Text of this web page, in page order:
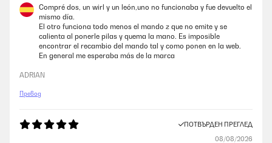
Compré dos, un wirl y un león,uno no funcionaba y fue devuelto el
mismo día.
El otro funciona todo menos el mando z que no emite y se
calienta al ponerle pilas y quema la mano. Es imposible
encontrar el recambio del mando tal y como ponen en la web.
En general me esperaba más de la marca
ADRIAN
Превод
ПОТВЪРДЕН ПРЕГЛЕД
08/08/2026